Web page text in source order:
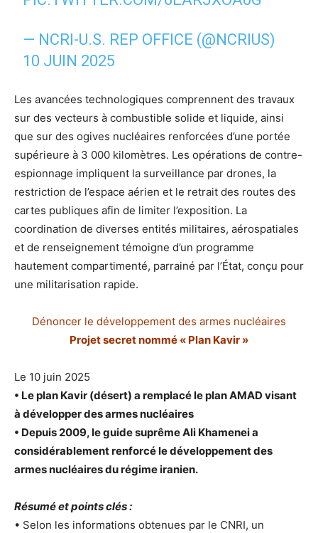
— NCRI-U.S. REP OFFICE (@NCRIUS)
10 JUIN 2025
Les avancées technologiques comprennent des travaux
sur des vecteurs à combustible solide et liquide, ainsi
que sur des ogives nucléaires renforcées d’une portée
supérieure à 3 000 kilomètres. Les opérations de contre-
espionnage impliquent la surveillance par drones, la
restriction de l’espace aérien et le retrait des routes des
cartes publiques afin de limiter l’exposition. La
coordination de diverses entités militaires, aérospatiales
et de renseignement témoigne d’un programme
hautement compartimenté, parrainé par l’État, conçu pour
une militarisation rapide.
Dénoncer le développement des armes nucléaires
Projet secret nommé « Plan Kavir »
Le 10 juin 2025
• Le plan Kavir (désert) a remplacé le plan AMAD visant
à développer des armes nucléaires
• Depuis 2009, le guide suprême Ali Khamenei a
considérablement renforcé le développement des
armes nucléaires du régime iranien.
Résumé et points clés :
• Selon les informations obtenues par le CNRI, un